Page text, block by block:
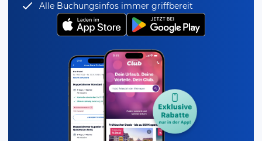
Alle Buchungsinfos immer griffbereit